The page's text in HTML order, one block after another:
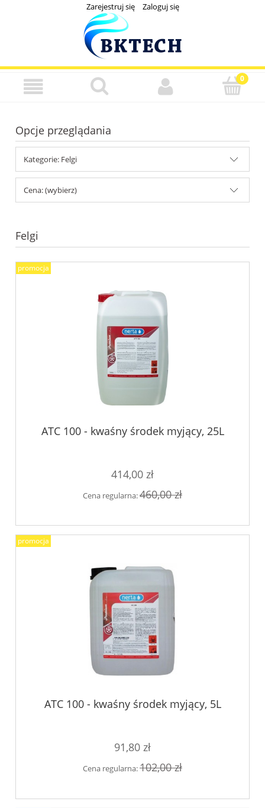
Zarejestruj się Zaloguj się
Opcje przeglądania
Kategorie: Felgi
Cena: (wybierz)
Felgi
ATC 100 - kwaśny środek myjący, 25L
414,00 zł
Cena regularna:460,00 zł
promocja
ATC 100 - kwaśny środek myjący, 5L
91,80 zł
Cena regularna:102,00 zł
promocja